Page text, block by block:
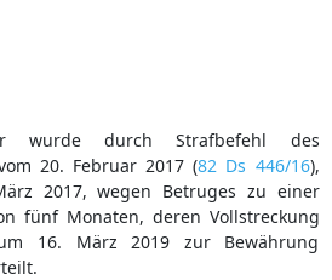
wurde durch Strafbefehl des
20. Februar 2017 (82 Ds 446/16),
2017, wegen Betruges zu einer
fünf Monaten, deren Vollstreckung
16. März 2019 zur Bewährung